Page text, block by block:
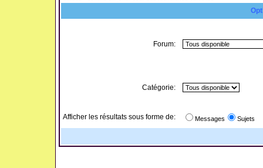
Forum:
Catégorie:
Afficher les résultats sous forme de: Messages Sujets